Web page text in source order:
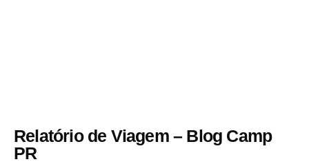
Relatório de Viagem – Blog Camp
PR